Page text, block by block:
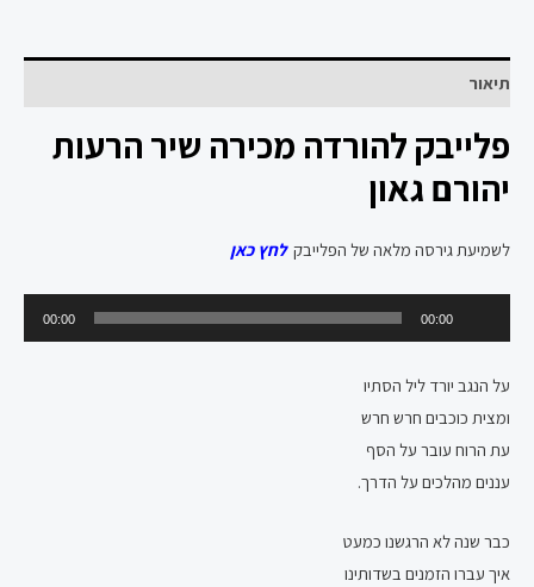
תיאור
פלייבק להורדה מכירה שיר הרעות
יהורם גאון
לשמיעת גירסה מלאה של הפלייבקלחץ כאן
אודיו
00:00
00:00
על הנגב יורד ליל הסתיו
ומצית כוכבים חרש חרש
עת הרוח עובר על הסף
עננים מהלכים על הדרך.
כבר שנה לא הרגשנו כמעט
איך עברו הזמנים בשדותינו